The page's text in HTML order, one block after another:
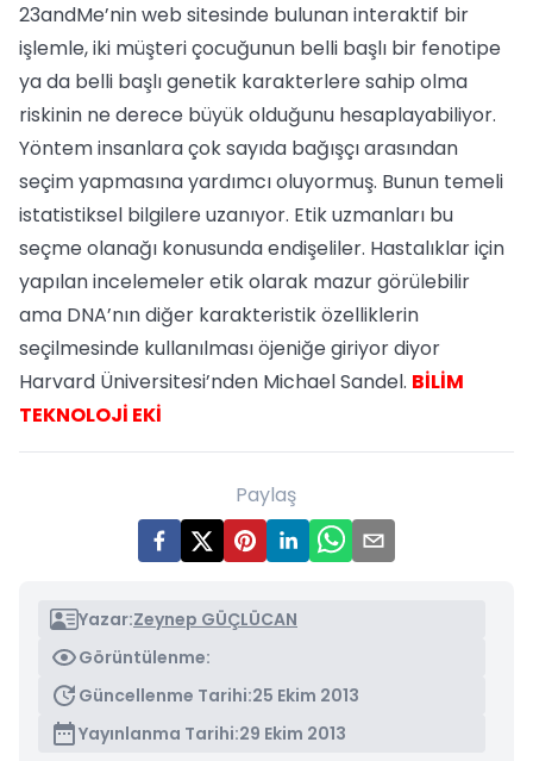
23andMe’nin web sitesinde bulunan interaktif bir
işlemle, iki müşteri çocuğunun belli başlı bir fenotipe
ya da belli başlı genetik karakterlere sahip olma
riskinin ne derece büyük olduğunu hesaplayabiliyor.
Yöntem insanlara çok sayıda bağışçı arasından
seçim yapmasına yardımcı oluyormuş. Bunun temeli
istatistiksel bilgilere uzanıyor. Etik uzmanları bu
seçme olanağı konusunda endişeliler. Hastalıklar için
yapılan incelemeler etik olarak mazur görülebilir
ama DNA’nın diğer karakteristik özelliklerin
seçilmesinde kullanılması öjeniğe giriyor diyor
Harvard Üniversitesi’nden Michael Sandel. BİLİM
TEKNOLOJİ EKİ
Paylaş
Yazar:Zeynep GÜÇLÜCAN
Görüntülenme:
Güncellenme Tarihi:25 Ekim 2013
Yayınlanma Tarihi:29 Ekim 2013